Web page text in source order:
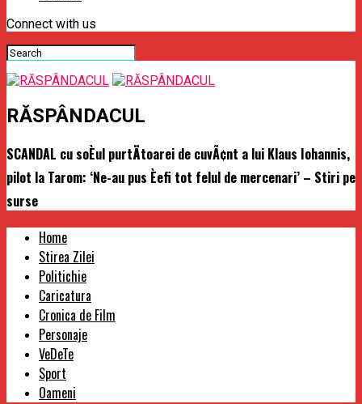
Connect with us
RĂSPÂNDACUL
SCANDAL cu soÈul purtÄtoarei de cuvÃ¢nt a lui Klaus Iohannis,
pilot la Tarom: ‘Ne-au pus Èefi tot felul de mercenari’ – Stiri pe
surse
Home
Stirea Zilei
Politichie
Caricatura
Cronica de Film
Personaje
VeDeTe
Sport
Oameni